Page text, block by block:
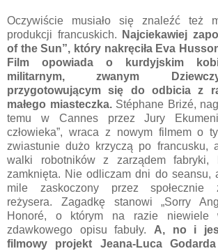
Oczywiście musiało się znaleźć też
produkcji francuskich.
Najciekawiej
of the Sun”, który nakręciła Eva
Film opowiada o kurdyjskim
militarnym, zwanym
przygotowującym się do odbicia z
małego miasteczka.Stéphane Brizé,
temu w Cannes przez Jury
człowieka”, wraca z nowym filmem o
zwiastunie dużo krzyczą po francusku,
walki robotników z zarządem fabryki,
zamknięta. Nie odliczam dni do seansu,
mile zaskoczony przez społecznie
reżysera. Zagadkę stanowi „Sorry
Honoré, o którym na razie niewiele
zdawkowego opisu fabuły. A, no i
filmowy projekt Jeana-Luca